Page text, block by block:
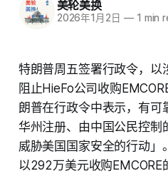
美轮美换
2026年1月2日 —1 min
特朗普周五签署行政令，以
阻止HieFo公司收购
朗普在行政令中表示，有可
华州注册、由中国公民控制
威胁美国国家安全的行动
以292万美元收购EMCORE